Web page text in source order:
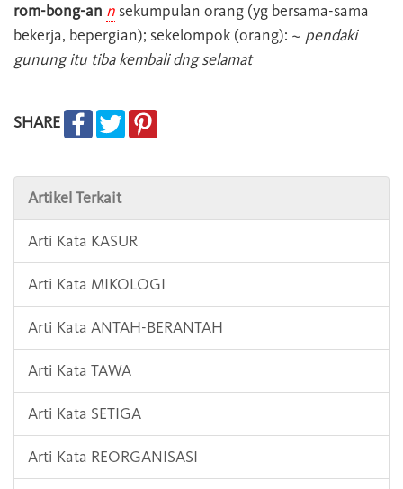
rom-bong-an n sekumpulan orang (yg bersama-sama
bekerja, bepergian); sekelompok (orang): ~ pendaki
gunung itu tiba kembali dng selamat
SHARE
Artikel Terkait
Arti Kata KASUR
Arti Kata MIKOLOGI
Arti Kata ANTAH-BERANTAH
Arti Kata TAWA
Arti Kata SETIGA
Arti Kata REORGANISASI